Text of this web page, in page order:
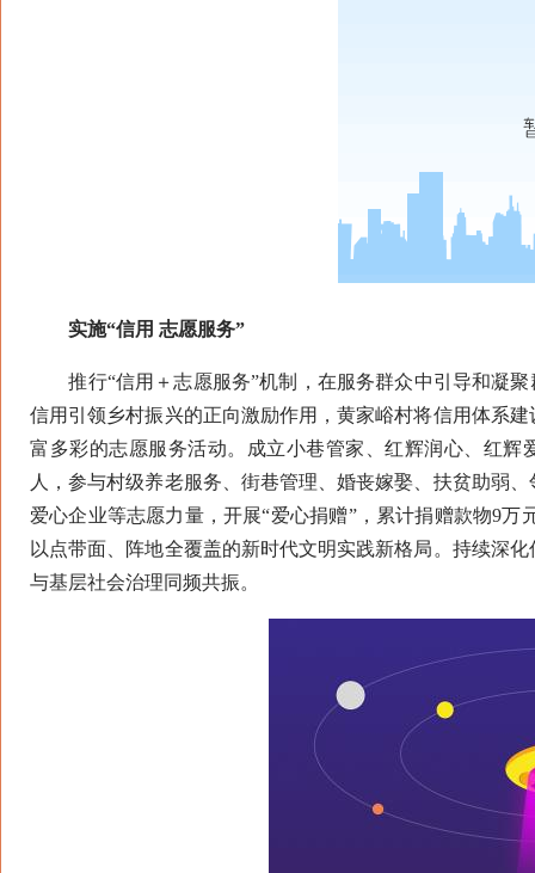
实施“信用 志愿服务”
推行“信用＋志愿服务”机制，在服务群众中引导和凝聚
信用引领乡村振兴的正向激励作用，黄家峪村将信用体系
富多彩的志愿服务活动。成立小巷管家、红辉润心、红
人，参与村级养老服务、街巷管理、婚丧嫁娶、扶贫助弱
爱心企业等志愿力量，开展“爱心捐赠”，累计捐赠款物9
以点带面、阵地全覆盖的新时代文明实践新格局。持续深
与基层社会治理同频共振。